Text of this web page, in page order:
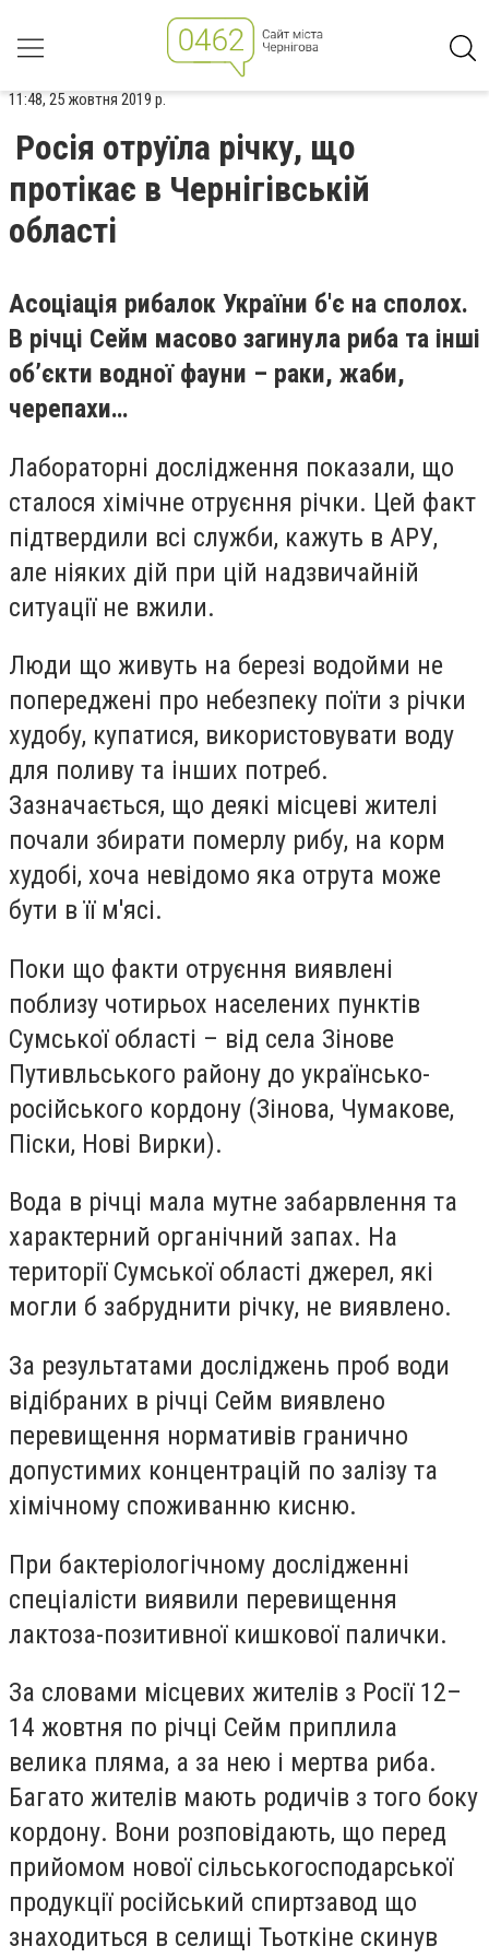
11:48, 25 жовтня 2019 р.
Росія отруїла річку, що
протікає в Чернігівській
області
Асоціація рибалок України б'є на сполох.
В річці Сейм масово загинула риба та інші
об’єкти водної фауни – раки, жаби,
черепахи…
Лабораторні дослідження показали, що
сталося хімічне отруєння річки. Цей факт
підтвердили всі служби, кажуть в АРУ,
але ніяких дій при цій надзвичайній
ситуації не вжили.
Люди що живуть на березі водойми не
попереджені про небезпеку поїти з річки
худобу, купатися, використовувати воду
для поливу та інших потреб.
Зазначається, що деякі місцеві жителі
почали збирати померлу рибу, на корм
худобі, хоча невідомо яка отрута може
бути в її м'ясі.
Поки що факти отруєння виявлені
поблизу чотирьох населених пунктів
Сумської області – від села Зінове
Путивльського району до українсько-
російського кордону (Зінова, Чумакове,
Піски, Нові Вирки).
Вода в річці мала мутне забарвлення та
характерний органічний запах. На
території Сумської області джерел, які
могли б забруднити річку, не виявлено.
За результатами досліджень проб води
відібраних в річці Сейм виявлено
перевищення нормативів гранично
допустимих концентрацій по залізу та
хімічному споживанню кисню.
При бактеріологічному дослідженні
спеціалісти виявили перевищення
лактоза-позитивної кишкової палички.
За словами місцевих жителів з Росії 12–
14 жовтня по річці Сейм приплила
велика пляма, а за нею і мертва риба.
Багато жителів мають родичів з того боку
кордону. Вони розповідають, що перед
прийомом нової сільськогосподарської
продукції російський спиртзавод що
знаходиться в селищі Тьоткіне скинув